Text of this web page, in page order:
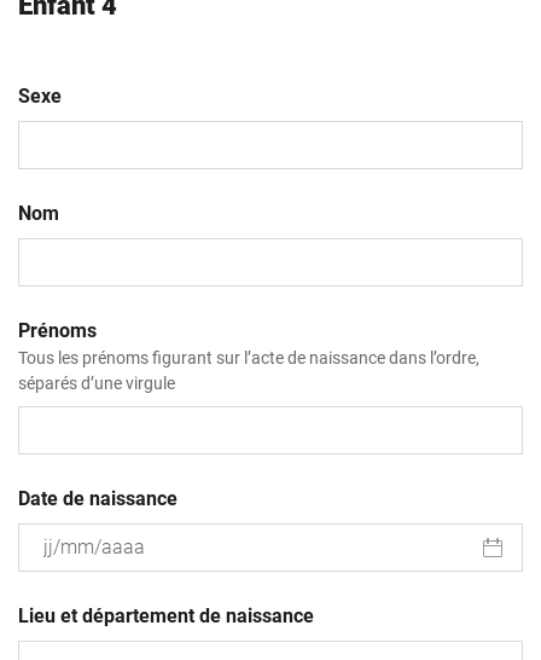
Sexe
Nom
Prénoms
Tous les prénoms figurant sur l’acte de naissance dans l’ordre,
séparés d’une virgule
Date de naissance
slash
MM
Lieu et département de naissance